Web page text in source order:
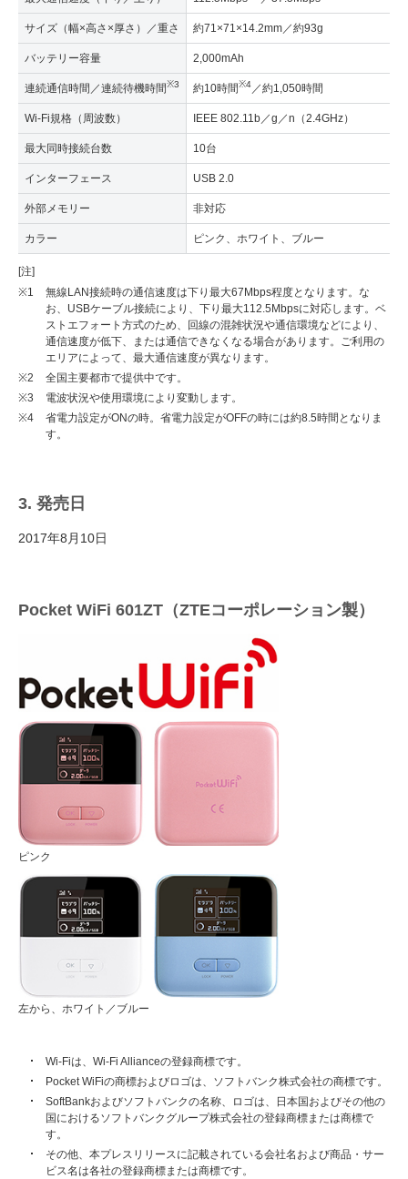
サイズ（幅×高さ×厚さ）／重さ 約71×71×14.2mm／約93g
バッテリー容量 2,000mAh
連続通信時間／連続待機時間※3 約10時間※4／約1,050時間
Wi-Fi規格（周波数） IEEE 802.11b／g／n（2.4GHz）
最大同時接続台数 10台
インターフェース USB 2.0
外部メモリー 非対応
カラー ピンク、ホワイト、ブルー
[注]
※1
無線LAN接続時の通信速度は下り最大67Mbps程度となります。な
お、USBケーブル接続により、下り最大112.5Mbpsに対応します。ベ
ストエフォート方式のため、回線の混雑状況や通信環境などにより、
通信速度が低下、または通信できなくなる場合があります。ご利用の
エリアによって、最大通信速度が異なります。
※2
全国主要都市で提供中です。
※3
電波状況や使用環境により変動します。
※4
省電力設定がONの時。省電力設定がOFFの時には約8.5時間となりま
す。
3. 発売日
2017年8月10日
Pocket WiFi 601ZT（ZTEコーポレーション製）
ピンク
左から、ホワイト／ブルー
Wi-Fiは、Wi-Fi Allianceの登録商標です。
Pocket WiFiの商標およびロゴは、ソフトバンク株式会社の商標です。
SoftBankおよびソフトバンクの名称、ロゴは、日本国およびその他の
国におけるソフトバンクグループ株式会社の登録商標または商標で
す。
その他、本プレスリリースに記載されている会社名および商品・サー
ビス名は各社の登録商標または商標です。